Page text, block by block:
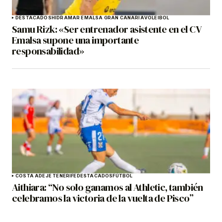
DESTACADOSHIDRAMAR EMALSA GRAN CANARIAVOLEIBOL
Samu Rizk: «Ser entrenador asistente en el CV
Emalsa supone una importante
responsabilidad»
COSTA ADEJE TENERIFEDESTACADOSFÚTBOL
Aithiara: “No solo ganamos al Athletic, también
celebramos la victoria de la vuelta de Pisco”